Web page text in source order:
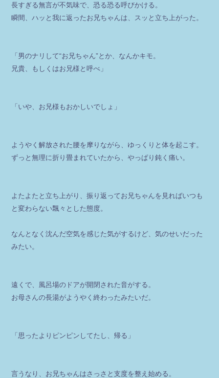
長すぎる無言が不気味で、恐る恐る呼びかける。
瞬間、ハッと我に返ったお兄ちゃんは、スッと立ち上がった。
「男のナリして“お兄ちゃん”とか、なんかキモ。
兄貴、もしくはお兄様と呼べ」
「いや、お兄様もおかしいでしょ」
ようやく解放された腰を摩りながら、ゆっくりと体を起こす。
ずっと無理に折り畳まれていたから、やっぱり鈍く痛い。
よたよたと立ち上がり、振り返ってお兄ちゃんを見ればいつも
と変わらない飄々とした態度。
なんとなく沈んだ空気を感じた気がするけど、気のせいだった
みたい。
遠くで、風呂場のドアが開閉された音がする。
お母さんの長湯がようやく終わったみたいだ。
「思ったよりピンピンしてたし、帰る」
言うなり、お兄ちゃんはさっさと支度を整え始める。